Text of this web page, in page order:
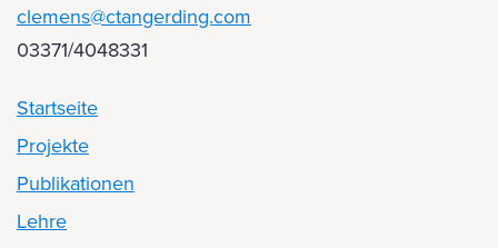
clemens@ctangerding.com
03371/4048331
Startseite
Projekte
Publikationen
Lehre